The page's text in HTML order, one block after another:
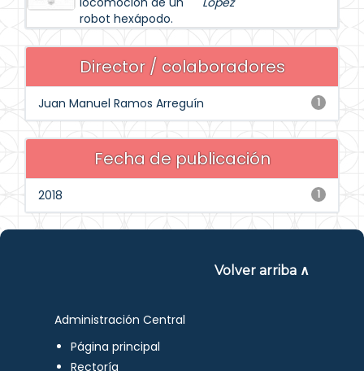
robot hexápodo.
Director / colaboradores
1
Juan Manuel Ramos Arreguín
Fecha de publicación
1
2018
Volver arriba ∧
Administración Central
Página principal
Rectoría